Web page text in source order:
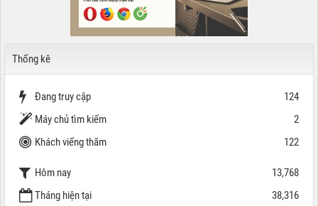
Thống kê
Đang truy cập
124
Máy chủ tìm kiếm
2
Khách viếng thăm
122
Hôm nay
13,768
Tháng hiện tại
38,316